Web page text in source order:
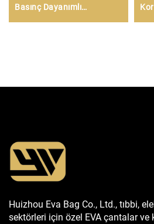
Basınç Dayanımlı
Huizhou Eva Bag Co., Ltd., tıbbi,
sektörleri için özel EVA çantalar ve